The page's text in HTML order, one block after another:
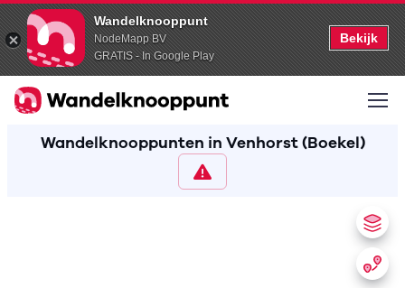
Wandelknooppunt
NodeMapp BV
GRATIS - In Google Play
Bekijk
Wandelknooppunten in Venhorst (Boekel)